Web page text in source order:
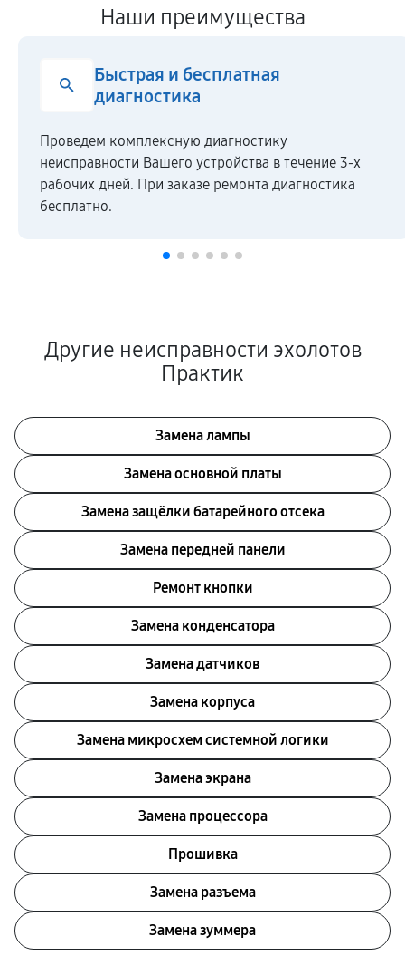
Наши преимущества
Быстрая и бесплатная
диагностика
Проведем комплексную диагностику
неисправности Вашего устройства в течение 3-х
рабочих дней. При заказе ремонта диагностика
бесплатно.
Другие неисправности эхолотов
Практик
Замена лампы
Замена основной платы
Замена защёлки батарейного отсека
Замена передней панели
Ремонт кнопки
Замена конденсатора
Замена датчиков
Замена корпуса
Замена микросхем системной логики
Замена экрана
Замена процессора
Прошивка
Замена разъема
Замена зуммера